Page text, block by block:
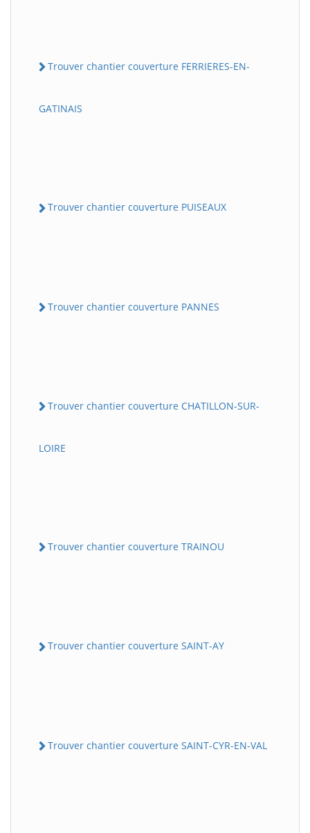
Trouver chantier couverture FERRIERES-EN-
GATINAIS
Trouver chantier couverture PUISEAUX
Trouver chantier couverture PANNES
Trouver chantier couverture CHATILLON-SUR-
LOIRE
Trouver chantier couverture TRAINOU
Trouver chantier couverture SAINT-AY
Trouver chantier couverture SAINT-CYR-EN-VAL